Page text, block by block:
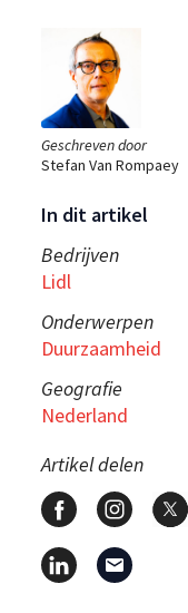
Geschreven door
Stefan Van Rompaey
In dit artikel
Bedrijven
Lidl
Onderwerpen
Duurzaamheid
Geografie
Nederland
Artikel delen